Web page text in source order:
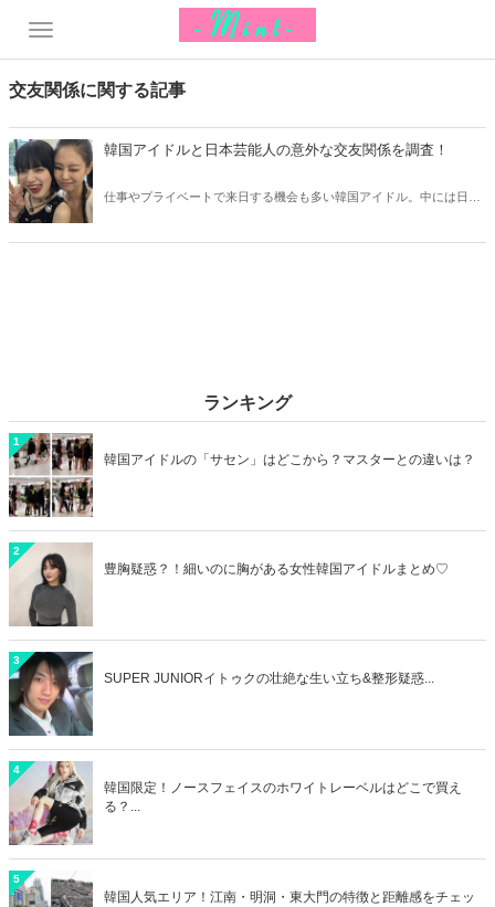
交友関係に関する記事
韓国アイドルと日本芸能人の意外な交友関係を調査！
仕事やプライベートで来日する機会も多い韓国アイドル。中には日本
ランキング
1
韓国アイドルの「サセン」はどこから？マスターとの違いは？
2
豊胸疑惑？！細いのに胸がある女性韓国アイドルまとめ♡
3
SUPER JUNIORイトゥクの壮絶な生い立ち&整形疑惑...
4
韓国限定！ノースフェイスのホワイトレーベルはどこで買え
る？...
5
韓国人気エリア！江南・明洞・東大門の特徴と距離感をチェッ